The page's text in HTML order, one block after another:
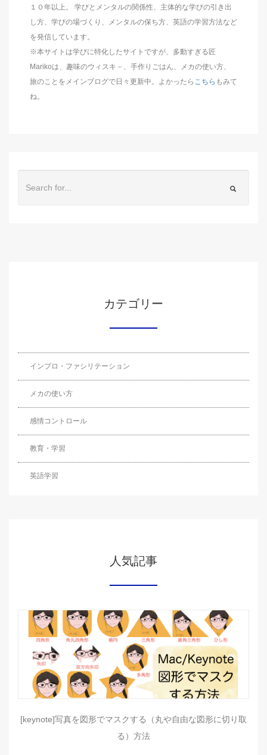
１０年以上。 学びとメンタルの関係性、主体的な学びの引き出
し方、学びの場づくり、メンタルの保ち方、英語の学習方法など
を発信しています。
※本サイトは学びに特化したサイトですが、多動すぎる匠
Marikoは、趣味のウィスキ－、手作りごはん、メカの使い方、
旅のことをメインブログで日々更新中。よかったら こちら もみて
ね。
カテゴリー
インプロ・ファシリテーション
メカの使い方
感情コントロール
教育・学習
英語学習
人気記事
[keynote]写真を図形でマスクする（丸や自由な図形に切り取
る）方法